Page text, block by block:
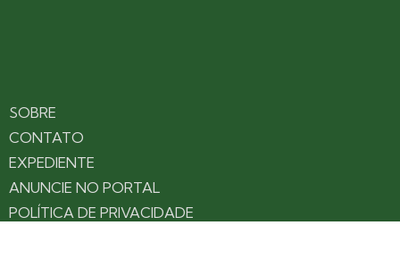
SOBRE
CONTATO
EXPEDIENTE
ANUNCIE NO PORTAL
POLÍTICA DE PRIVACIDADE